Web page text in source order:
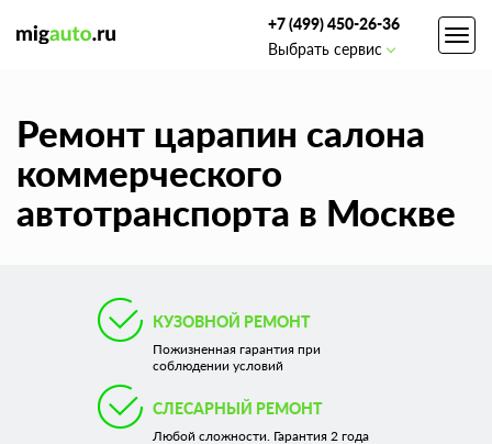
+7 (499) 450-26-36
Выбрать сервис
Ремонт царапин салона
коммерческого
автотранспорта в Москве
КУЗОВНОЙ РЕМОНТ
Пожизненная гарантия при
соблюдении условий
СЛЕСАРНЫЙ РЕМОНТ
Любой сложности. Гарантия 2 года